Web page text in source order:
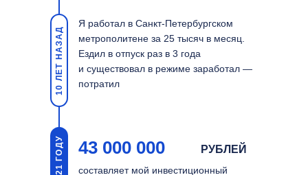
Я работал в Санкт-Петербургском
метрополитене за 25 тысяч в месяц.
Ездил в отпуск раз в 3 года
и существовал в режиме заработал —
потратил
составляет мой инвестиционный
43 000 000 РУБЛЕЙ
10 ЛЕТ НАЗАД